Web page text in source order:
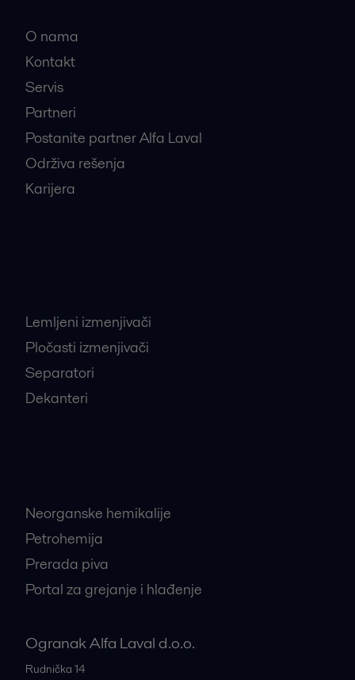
O nama
Kontakt
Servis
Partneri
Postanite partner Alfa Laval
Održiva rešenja
Karijera
Lemljeni izmenjivači
Pločasti izmenjivači
Separatori
Dekanteri
Neorganske hemikalije
Petrohemija
Prerada piva
Portal za grejanje i hlađenje
Ogranak Alfa Laval d.o.o.
Rudnička 14